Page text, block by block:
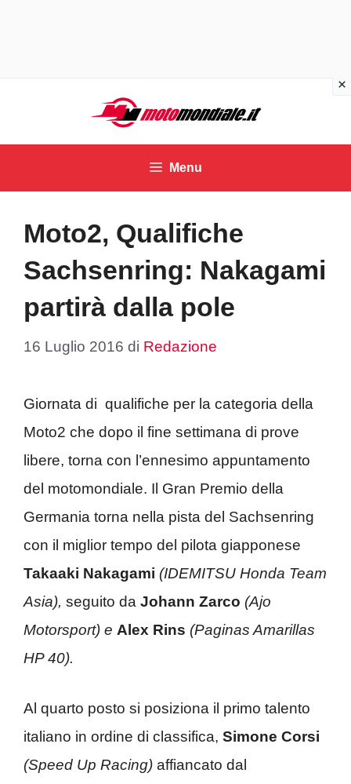
contenuto
Menu
Moto2, Qualifiche
Sachsenring: Nakagami
partirà dalla pole
16 Luglio 2016 di Redazione
Giornata di qualifiche per la categoria della
Moto2 che dopo il fine settimana di prove
libere, torna con l’ennesimo appuntamento
del motomondiale. Il Gran Premio della
Germania torna nella pista del Sachsenring
con il miglior tempo del pilota giapponese
Takaaki Nakagami (IDEMITSU Honda Team
Asia), seguito da Johann Zarco (Ajo
Motorsport) e Alex Rins (Paginas Amarillas
HP 40).
Al quarto posto si posiziona il primo talento
italiano in ordine di classifica, Simone Corsi
(Speed Up Racing) affiancato dal